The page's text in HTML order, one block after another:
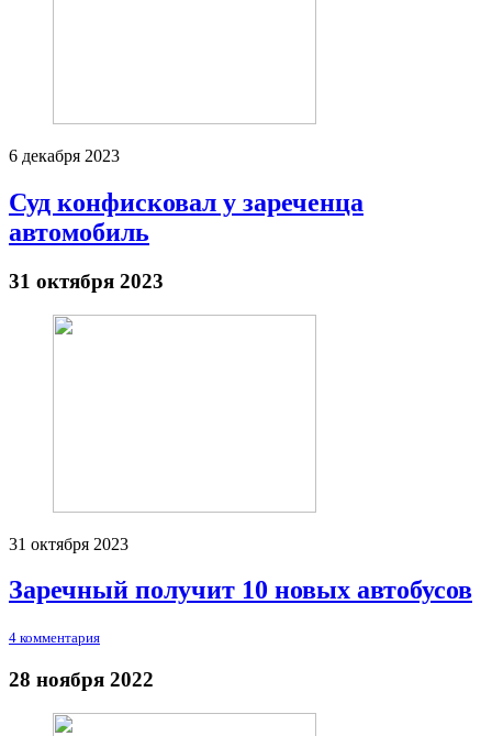
6 декабря 2023
Суд конфисковал у зареченца
автомобиль
31 октября 2023
31 октября 2023
Заречный получит 10 новых автобусов
4 комментария
28 ноября 2022